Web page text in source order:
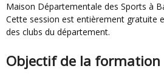
Maison Départementale des Sports à
Cette session est entièrement gratuite
des clubs du département.
Objectif de la formation